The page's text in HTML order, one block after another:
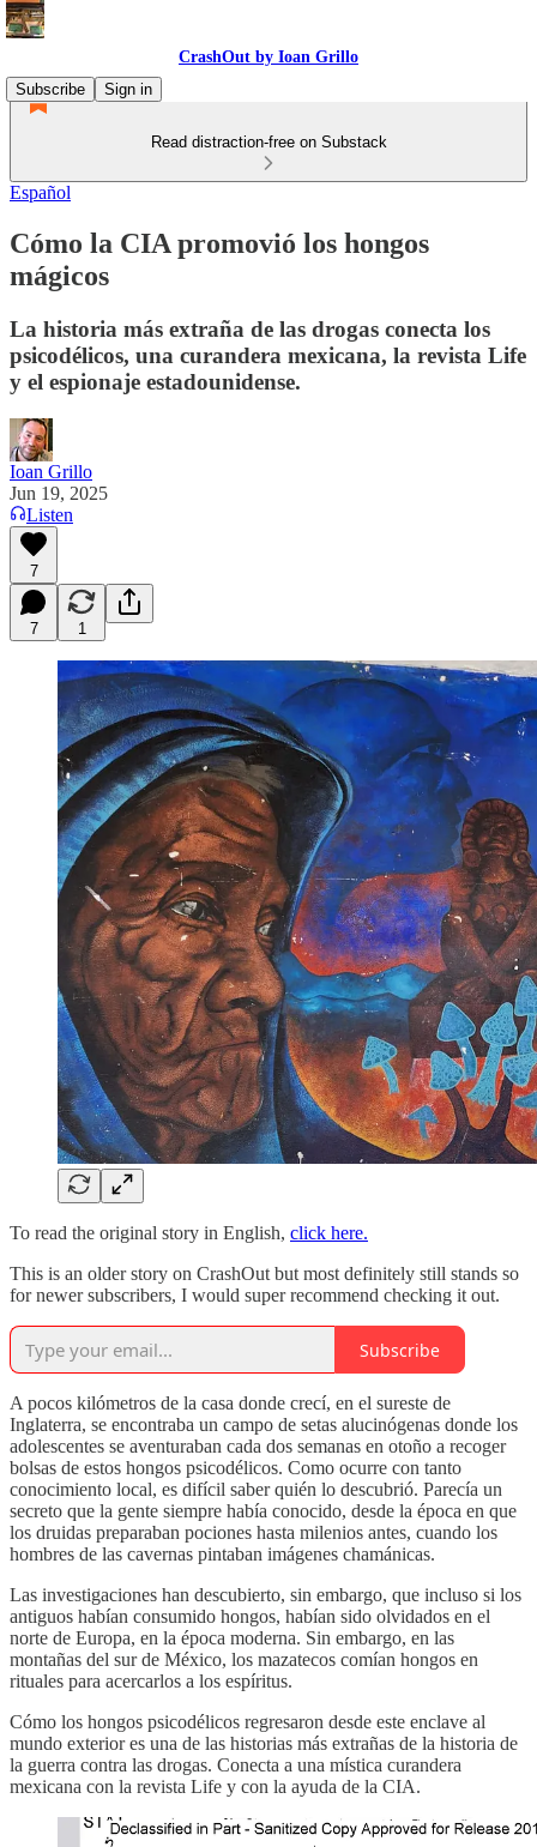
CrashOut by Ioan Grillo
Subscribe
Sign in
Read distraction-free on Substack
Español
Cómo la CIA promovió los hongos
mágicos
La historia más extraña de las drogas conecta los
psicodélicos, una curandera mexicana, la revista Life
y el espionaje estadounidense.
Ioan Grillo
Jun 19, 2025
Listen
7
7 1
To read the original story in English, click here.
This is an older story on CrashOut but most definitely still stands so
for newer subscribers, I would super recommend checking it out.
Subscribe
A pocos kilómetros de la casa donde crecí, en el sureste de
Inglaterra, se encontraba un campo de setas alucinógenas donde los
adolescentes se aventuraban cada dos semanas en otoño a recoger
bolsas de estos hongos psicodélicos. Como ocurre con tanto
conocimiento local, es difícil saber quién lo descubrió. Parecía un
secreto que la gente siempre había conocido, desde la época en que
los druidas preparaban pociones hasta milenios antes, cuando los
hombres de las cavernas pintaban imágenes chamánicas.
Las investigaciones han descubierto, sin embargo, que incluso si los
antiguos habían consumido hongos, habían sido olvidados en el
norte de Europa, en la época moderna. Sin embargo, en las
montañas del sur de México, los mazatecos comían hongos en
rituales para acercarlos a los espíritus.
Cómo los hongos psicodélicos regresaron desde este enclave al
mundo exterior es una de las historias más extrañas de la historia de
la guerra contra las drogas. Conecta a una mística curandera
mexicana con la revista Life y con la ayuda de la CIA.